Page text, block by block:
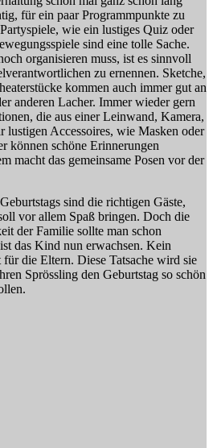
für ein paar Programmpunkte zu
wie ein lustiges Quiz oder
sind eine tolle Sache.
organisieren muss, ist es sinnvoll
zu ernennen. Sketche,
kommen auch immer gut an
anderen Lacher. Immer wieder gern
die aus einer Leinwand, Kamera,
lustigen Accessoires, wie Masken oder
können schöne Erinnerungen
macht das gemeinsame Posen vor der
sind die richtigen Gäste,
vor allem Spaß bringen. Doch die
der Familie sollte man schon
das Kind nun erwachsen. Kein
die Eltern. Diese Tatsache wird sie
Sprössling den Geburtstag so schön